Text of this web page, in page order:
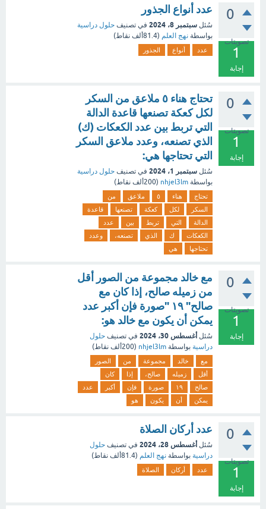
0
تصويتات
1
إجابة
عدد أنواع الجذور
سُئل سبتمبر 8، 2024 في تصنيف حلول دراسية
بواسطة نهج العلم (81.4ألف نقاط)
عدد أنواع الجذور
0
تصويتات
1
إجابة
تحتاج هناء ٥ ملاعق من السكر
لكل كعكة تصنعها قاعدة الدالة
التي تربط بين عدد الكعكات (ك)
الذي تصنعه، وعدد ملاعق السكر
التي تحتاجها هي:
سُئل سبتمبر 1، 2024 في تصنيف حلول دراسية
بواسطة nhjel3lm
(200ألف نقاط)
تحتاج هناء ٥ ملاعق
من
السكر
لكل كعكة تصنعها
قاعدة
الدالة
التي تربط بين
عدد
الكعكات
ك الذي تصنعه،
وعدد
تحتاجها
هي
0
تصويتات
1
إجابة
مع خالد مجموعة من الصور أقل
من زميله صالح، إذا كان مع
صالح" ۱۹ "صورة فإن أكبر عدد
يمكن أن يكون مع خالد هو:
سُئل أغسطس 30، 2024 في تصنيف حلول
دراسية بواسطة nhjel3lm
(200ألف نقاط)
مع خالد مجموعة من
الصور
أقل
زميله صالح، إذا
كان
صالح
۱۹ صورة فإن أكبر
عدد
يمكن
أن يكون هو
0
تصويتات
1
إجابة
عدد أركان الصلاة
سُئل أغسطس 28، 2024 في تصنيف حلول
دراسية بواسطة نهج العلم (81.4ألف نقاط)
عدد أركان الصلاة